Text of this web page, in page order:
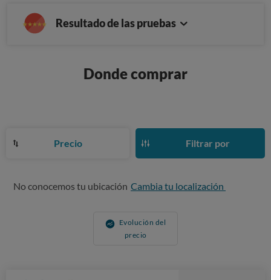
Resultado de las pruebas
Donde comprar
Precio Filtrar por
No conocemos tu ubicación Cambia tu localización
Evolución del
precio